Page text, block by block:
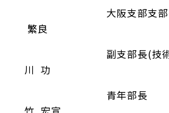
大阪支部支
繁良
副支部長(技術
川 功
青年部